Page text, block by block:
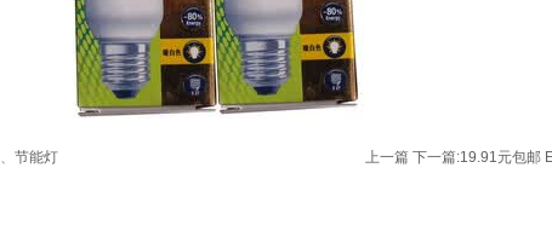
、 节能灯 上一篇 下一篇: